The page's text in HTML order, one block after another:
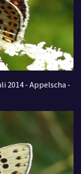
2014 - Appelscha -